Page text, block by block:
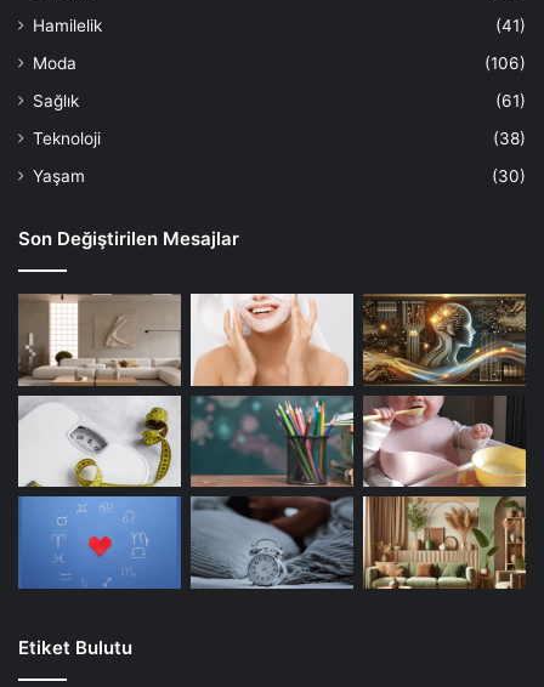
Hamilelik
(41)
Moda
(106)
Sağlık
(61)
Teknoloji
(38)
Yaşam
(30)
Son Değiştirilen Mesajlar
Etiket Bulutu